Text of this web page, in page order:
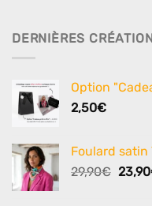
DERNIÈRES
Option
2,50€
Foulard satin
29,90€ Le
23,90